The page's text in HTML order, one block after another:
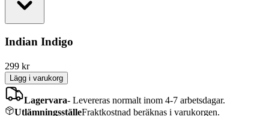
Indian Indigo
299 kr
Lägg i varukorg
Lagervara- Levereras normalt inom 4-7 arbetsdagar.
UtlämningsställeFraktkostnad beräknas i varukorgen.